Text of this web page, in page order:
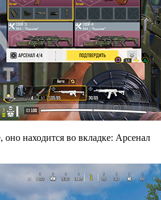
находится во вкладке: Арсенал